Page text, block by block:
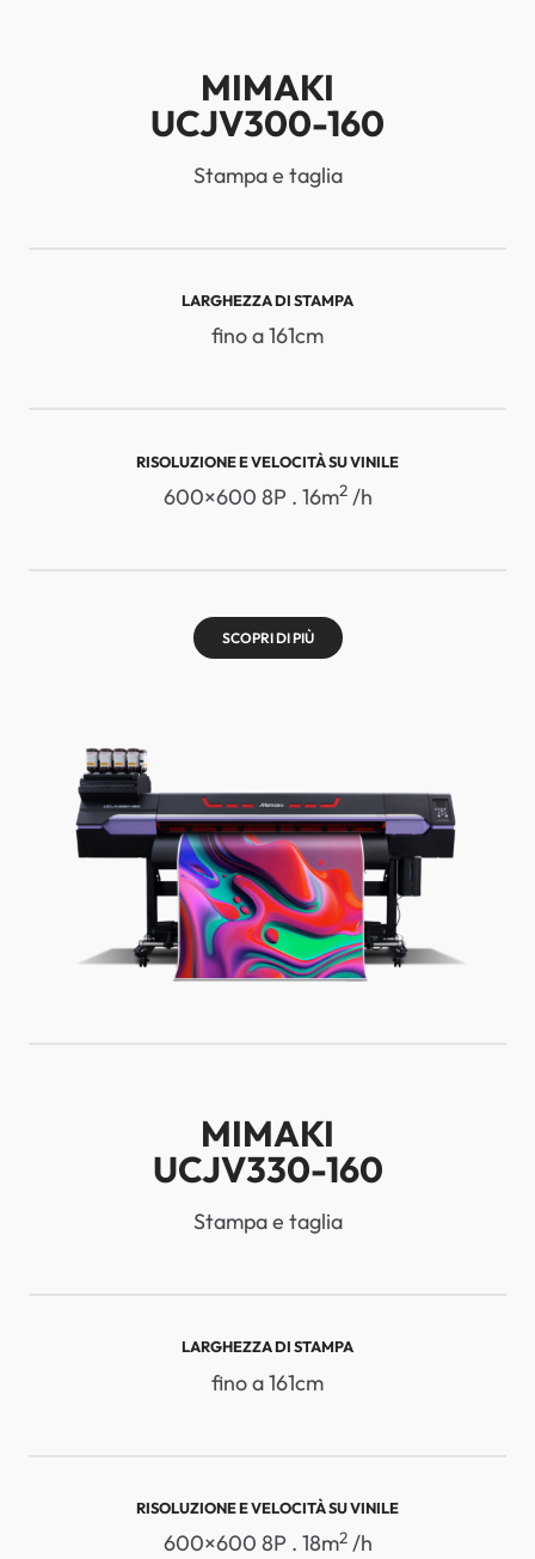
MIMAKI
UCJV300-160
Stampa e taglia
LARGHEZZA DI STAMPA
fino a 161cm
RISOLUZIONE E VELOCITÀ SU VINILE
600×600 8P . 16m2/h
SCOPRI DI PIÙ
MIMAKI
UCJV330-160
Stampa e taglia
LARGHEZZA DI STAMPA
fino a 161cm
RISOLUZIONE E VELOCITÀ SU VINILE
600×600 8P . 18m2/h